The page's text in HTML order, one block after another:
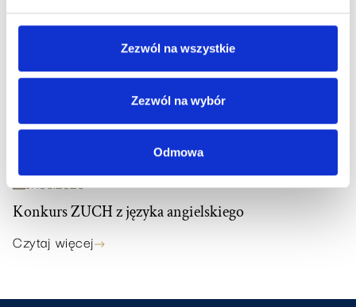
Zezwól na wszystkie
Zezwól na wybór
Odmowa
17.06.2026
Konkurs ZUCH z języka angielskiego
Czytaj więcej